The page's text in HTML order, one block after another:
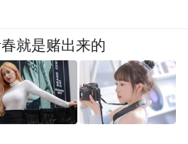
就是赌出来的